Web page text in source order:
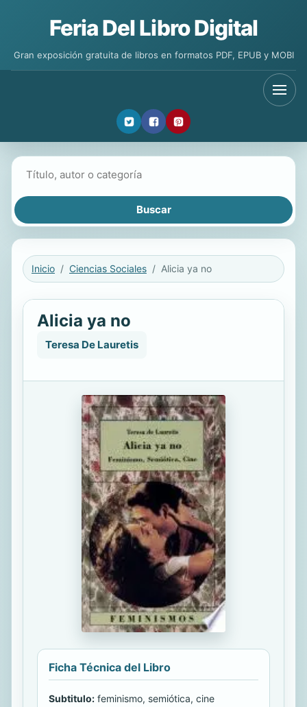
Feria Del Libro Digital
Gran exposición gratuita de libros en formatos PDF, EPUB y MOBI
Inicio Ciencias Sociales Alicia ya no
Alicia ya no
Teresa De Lauretis
Ficha Técnica del Libro
Subtitulo: feminismo, semiótica, cine